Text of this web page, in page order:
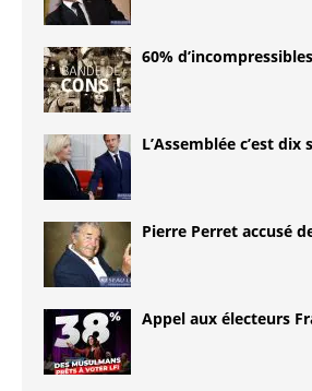
60% d’incompressibles
L’Assemblée c’est dix
Pierre Perret accusé
Appel aux électeurs